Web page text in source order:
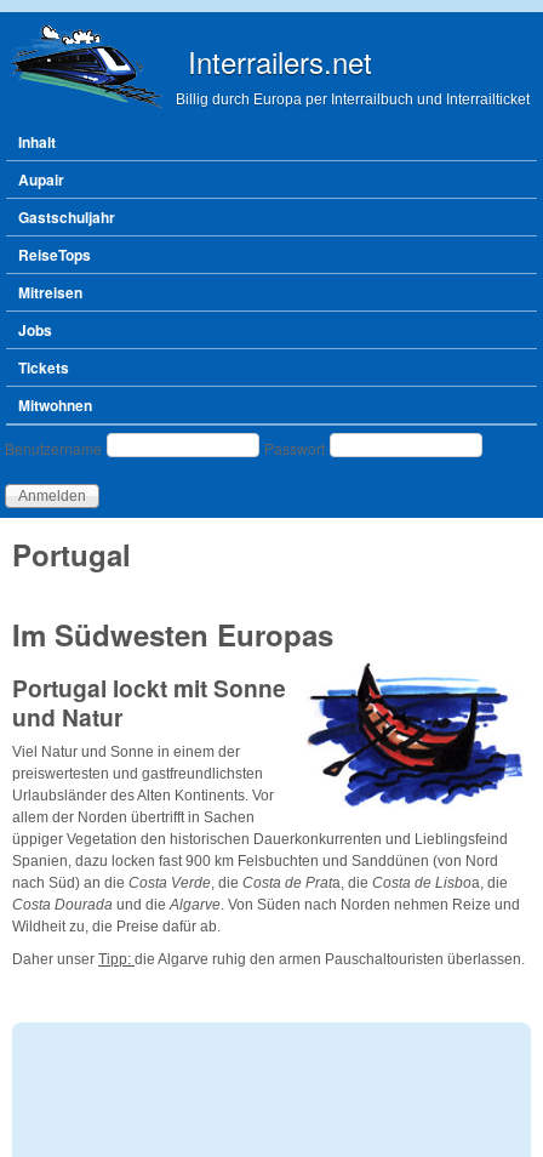
Interrailers.net
Billig durch Europa per Interrailbuch und Interrailticket
Hauptmenü
Inhalt
Aupair
Gastschuljahr
ReiseTops
Mitreisen
Jobs
Tickets
Mitwohnen
Benutzeranmeldung
Benutzername Passwort
Portugal
Im Südwesten Europas
Portugal lockt mit Sonne
und Natur
Viel Natur und Sonne in einem der
preiswertesten und gastfreundlichsten
Urlaubsländer des Alten Kontinents. Vor
allem der Norden übertrifft in Sachen
üppiger Vegetation den historischen Dauerkonkurrenten und Lieblingsfeind
Spanien, dazu locken fast 900 km Felsbuchten und Sanddünen (von Nord
nach Süd) an die Costa Verde , die Costa de Prata, die Costa de Lisboa, die
Costa Dourada und die Algarve . Von Süden nach Norden nehmen Reize und
Wildheit zu, die Preise dafür ab.
Daher unser Tipp: die Algarve ruhig den armen Pauschaltouristen überlassen.